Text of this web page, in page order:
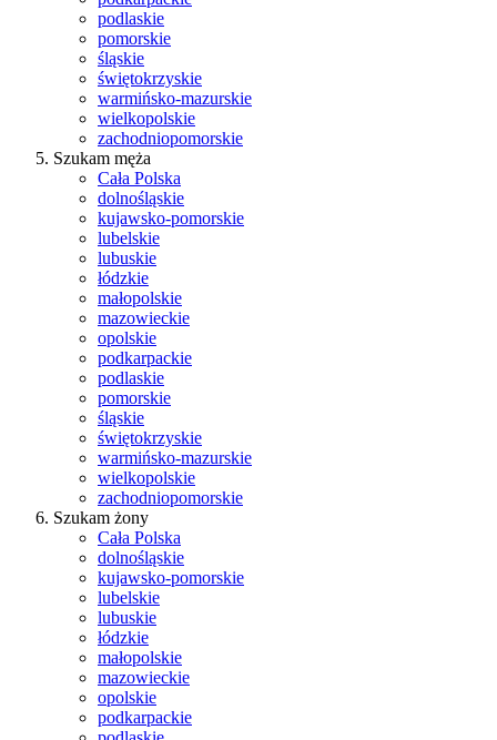
podlaskie
pomorskie
śląskie
świętokrzyskie
warmińsko-mazurskie
wielkopolskie
zachodniopomorskie
Szukam męża
Cała Polska
dolnośląskie
kujawsko-pomorskie
lubelskie
lubuskie
łódzkie
małopolskie
mazowieckie
opolskie
podkarpackie
podlaskie
pomorskie
śląskie
świętokrzyskie
warmińsko-mazurskie
wielkopolskie
zachodniopomorskie
Szukam żony
Cała Polska
dolnośląskie
kujawsko-pomorskie
lubelskie
lubuskie
łódzkie
małopolskie
mazowieckie
opolskie
podkarpackie